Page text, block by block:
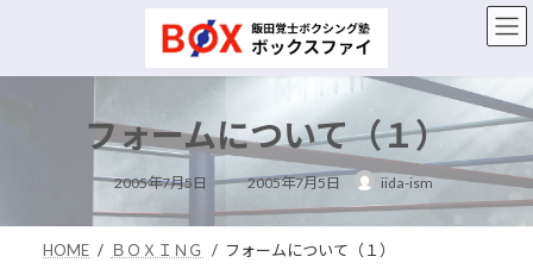
ン
プ
ー
動
フォームについて（１）
2005年7月5日
最
終
新
日
時
:
2005年7月5日 iida-ism
HOME ＢＯＸＩＮＧ フォームについて（１）